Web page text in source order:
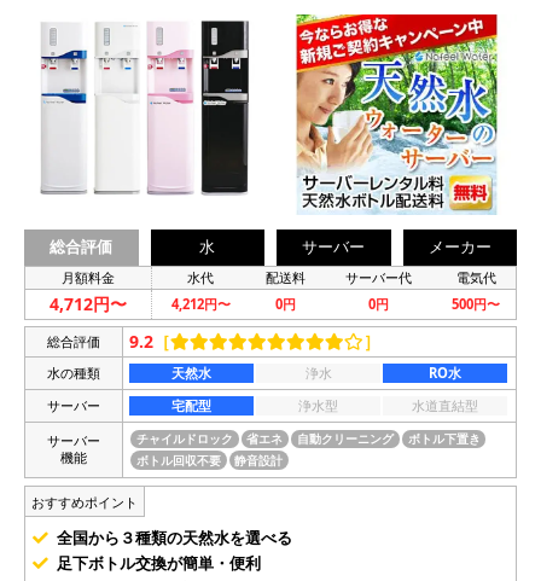
総合評価 水 サーバー メーカー
月額料金 水代 配送料 サーバー代 電気代
4,712円〜 4,212円〜 0円 0円 500円〜
総合評価 9.2 ［ ］
水の種類 天然水 浄水
RO水
サーバー
宅配型 浄水型
水道直結型
サーバー
機能
チャイルドロック 省エネ 自動クリーニング
ボトル下置き
ボトル回収不要
静音設計
おすすめポイント
全国から３種類の天然水を選べる
足下ボトル交換が簡単・便利